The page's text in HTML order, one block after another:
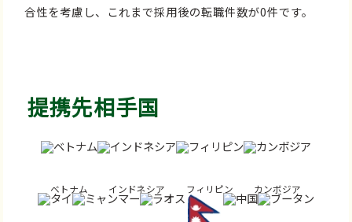
合性を考慮し、これまで採用後の転職件数が0件です。
提携先相手国
ベトナム インドネシア フィリピン カンボジア